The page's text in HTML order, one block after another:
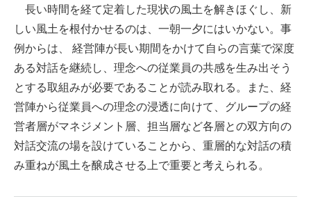
長い時間を経て定着した現状の風土を解きほぐし、新
しい風土を根付かせるのは、一朝一夕にはいかない。事
例からは、 経営陣が長い期間をかけて自らの言葉で深度
ある対話を継続し、理念への従業員の共感を生み出そう
とする取組みが必要であることが読み取れる。また、経
営陣から従業員への理念の浸透に向けて、グループの経
営者層がマネジメント層、担当層など各層との双方向の
対話交流の場を設けていることから、重層的な対話の積
み重ねが風土を醸成させる上で重要と考えられる。